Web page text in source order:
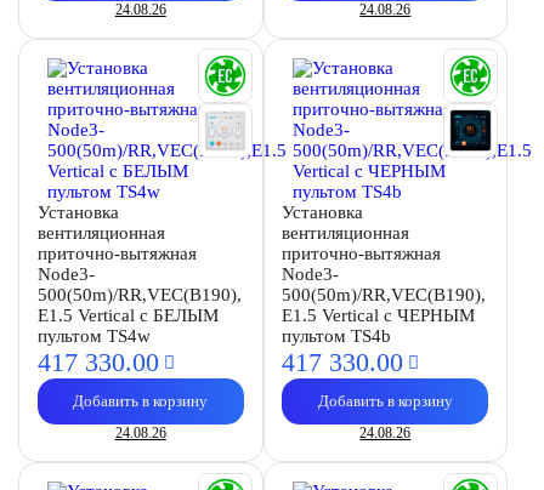
24.08.26 24.08.26
Установка
вентиляционная
приточно-вытяжная
Node3-
500(50m)/RR,VEC(B190),
E1.5 Vertical с БЕЛЫМ
пультом TS4w
417 330.00
Добавить в корзину
24.08.26
Установка
вентиляционная
приточно-вытяжная
Node3-
500(50m)/RR,VEC(B190),
E1.5 Vertical с ЧЕРНЫМ
пультом TS4b
417 330.00
Добавить в корзину
24.08.26